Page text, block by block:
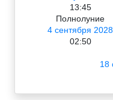
13:45
Полнолуние
4 сентября 2028
02:50
18